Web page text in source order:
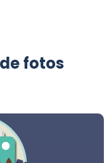
fotos